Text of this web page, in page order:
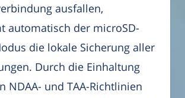
ausfallen,
automatisch der microSD-
die lokale Sicherung aller
Durch die Einhaltung
NDAA- und TAA-Richtlinien